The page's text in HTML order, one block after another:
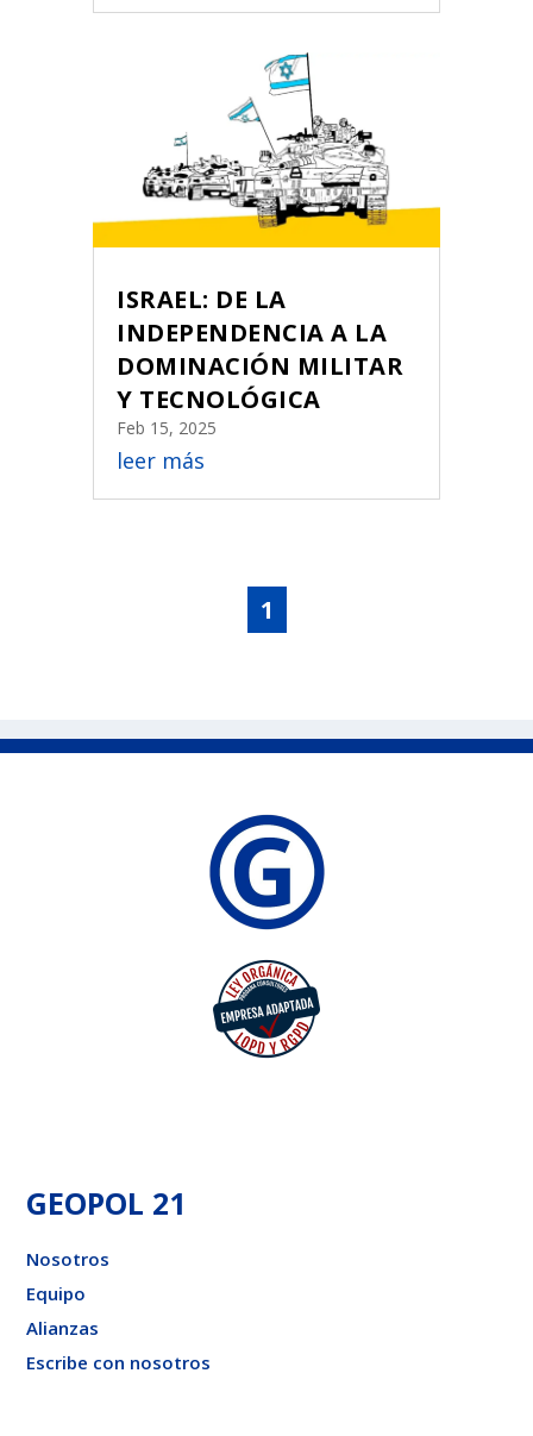
ISRAEL: DE LA
INDEPENDENCIA A LA
DOMINACIÓN MILITAR
Y TECNOLÓGICA
Feb 15, 2025
leer más
1
GEOPOL 21
Nosotros
Equipo
Alianzas
Escribe con nosotros